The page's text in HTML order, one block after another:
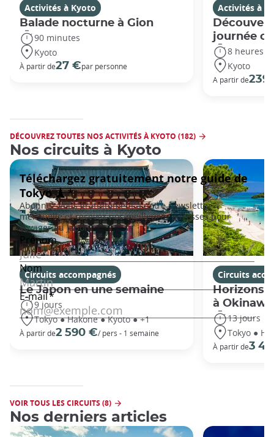
Activités à Kyoto
Balade nocturne à Gion
90 minutes
Kyoto
À partir de27 €par personne
Activités à
journée
8 heures
Kyoto
A partir de239
DÉCOUVREZ TOUTES NOS ACTIVITÉS À KYOTO (182)
Nos circuits à Kyoto
Circuits accompagnés
Le Japon en une semaine
9 jours
Tokyo ● Hakone ● Kyoto ● +1
À partir de2 590 €/ pers - 1 semaine
Circuits
Horizons
à Okinawa
13 jours
Tokyo ●
À partir de3
VOIR TOUS LES CIRCUITS (8)
Nos derniers articles